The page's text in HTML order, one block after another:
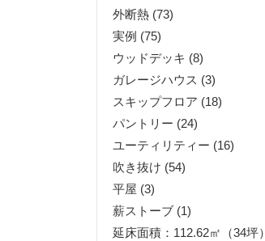
外断熱 (73)
実例 (75)
ウッドデッキ (8)
ガレージハウス (3)
スキップフロア (18)
パントリー (24)
ユーティリティー (16)
吹き抜け (54)
平屋 (3)
薪ストーブ (1)
延床面積：112.62㎡（34坪）